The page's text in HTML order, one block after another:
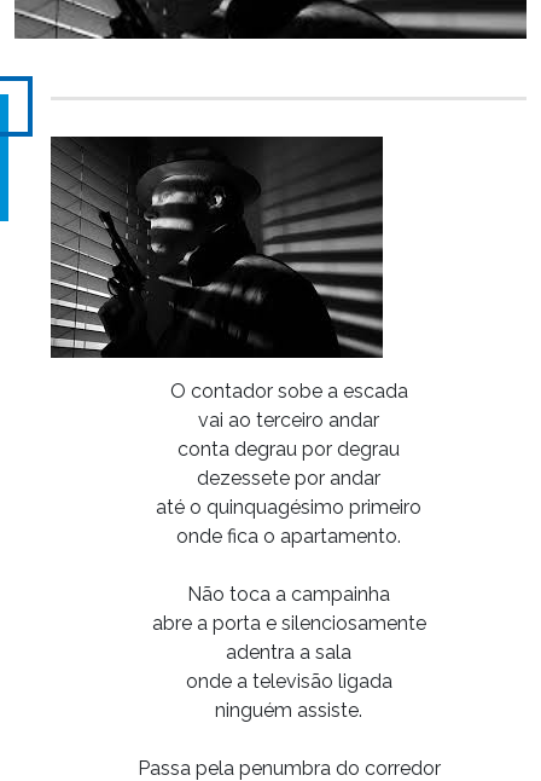
O contador sobe a escada
vai ao terceiro andar
conta degrau por degrau
dezessete por andar
até o quinquagésimo primeiro
onde fica o apartamento.
Não toca a campainha
abre a porta e silenciosamente
adentra a sala
onde a televisão ligada
ninguém assiste.
Passa pela penumbra do corredor